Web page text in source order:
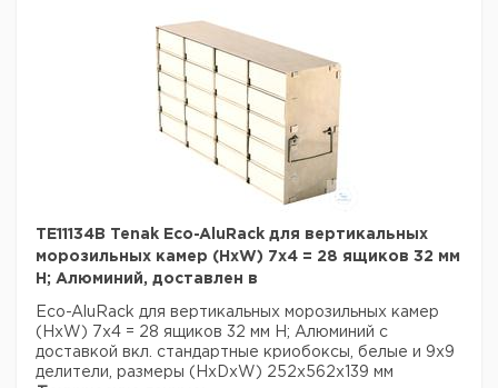
TE11134B Tenak Eco-AluRack для вертикальных
морозильных камер (HxW) 7x4 = 28 ящиков 32 мм
H; Алюминий, доставлен в
Eco-AluRack для вертикальных морозильных камер
(HxW) 7x4 = 28 ящиков 32 мм H; Алюминий с
доставкой вкл. стандартные криобоксы, белые и 9x9
делители, размеры (HxDxW) 252x562x139 мм